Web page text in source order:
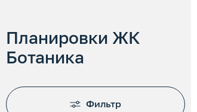
Планировки ЖК
Ботаника
Фильтр